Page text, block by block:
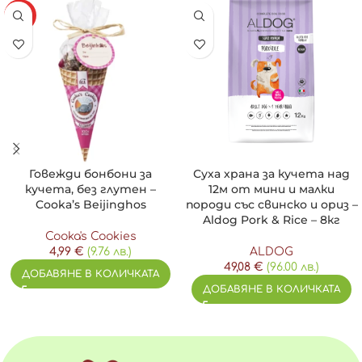
Подходящи за тренировки:
Малки размери за удобство
при обучение.
100% ръчно приготвени:
Всяко лакомство е изработено с
любов и грижа.
Свинско месо (40%), сардини (10%), овес, ленено семе,
Аналитичен състав:
Суров протеин: 26.3%
Сурови мазнини: 12%
Влага: 4.5%
Сурова пепел: 3%
Дозировка:
Лакомствата Cooka’s са 100% натурални и перфектни за
награда. Количеството зависи от теглото,
Малки породи:
HOT
Говежди бонбони за
кучета, без глутен –
Cooka’s Beijinghos
Cooka's Cookies
4,99 € (9.76 лв.)
ДОБАВЯНЕ В КОЛИЧКАТА
Суха храна за кучета над
12м от мини и малки
породи със свинско и ориз –
Aldog Pork & Rice – 8кг
ALDOG
49,08 € (96.00 лв.)
ДОБАВЯНЕ В КОЛИЧКАТА